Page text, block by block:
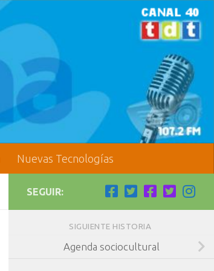
Nuevas Tecnologías
SEGUIR:
SIGUIENTE HISTORIA
Agenda sociocultural